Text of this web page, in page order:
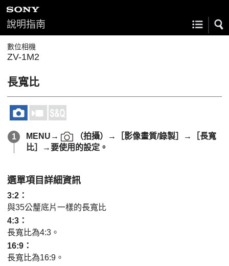
說明指南
數位相機
ZV-1M2
長寬比
MENU → （拍攝）→ ［影像畫質/錄製］ →
［長寬
比］
→要使用的設定。
選單項目詳細資訊
3:2 ：
與35公釐底片一樣的長寬比
4:3 ：
長寬比為4:3。
16:9 ：
長寬比為16:9。